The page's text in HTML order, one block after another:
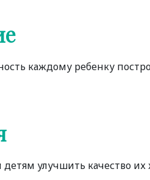
каждому ребенку
улучшить качество их